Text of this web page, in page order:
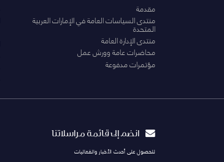
مقدمة
منتدى السياسات العامة في الإمارات العربية
المتحدة
منتدى الإدارة العامة
محاضرات عامة وورش عمل
مؤتمرات مدفوعة
انضم إلى قائمة مراسلاتنا
للحصول على أحدث الأخبار والفعاليات